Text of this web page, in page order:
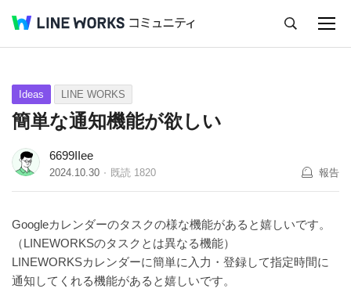
Q&A Tips Ideas
Ideas LINE WORKS
簡単な通知機能が欲しい
6699IIee
2024.10.30 既読 1820 報告
Googleカレンダーのタスクの様な機能があると嬉しいです。
（LINEWORKSのタスクとは異なる機能）
LINEWORKSカレンダーに簡単に入力・登録して指定時間に
通知してくれる機能があると嬉しいです。